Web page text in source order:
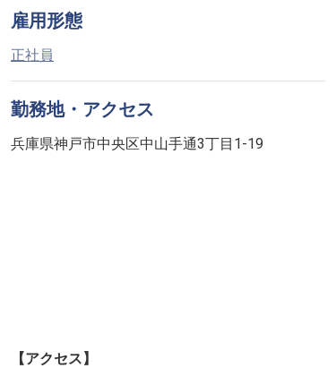
雇用形態
正社員
勤務地・アクセス
兵庫県神戸市中央区中山手通3丁目1-19
【アクセス】